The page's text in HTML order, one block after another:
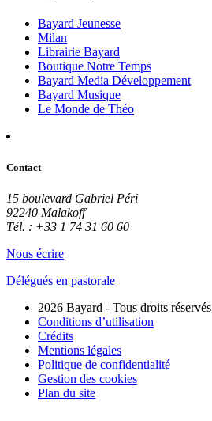
Bayard Jeunesse
Milan
Librairie Bayard
Boutique Notre Temps
Bayard Media Développement
Bayard Musique
Le Monde de Théo
Contact
15 boulevard Gabriel Péri
92240 Malakoff
Tél. : +33 1 74 31 60 60
Nous écrire
Délégués en pastorale
2026 Bayard - Tous droits réservés
Conditions d’utilisation
Crédits
Mentions légales
Politique de confidentialité
Gestion des cookies
Plan du site